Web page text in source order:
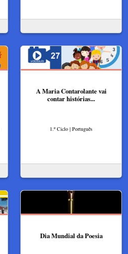
A Maria Contarolante vai
contar histórias...
1.º Ciclo | Português
Dia Mundial da Poesia